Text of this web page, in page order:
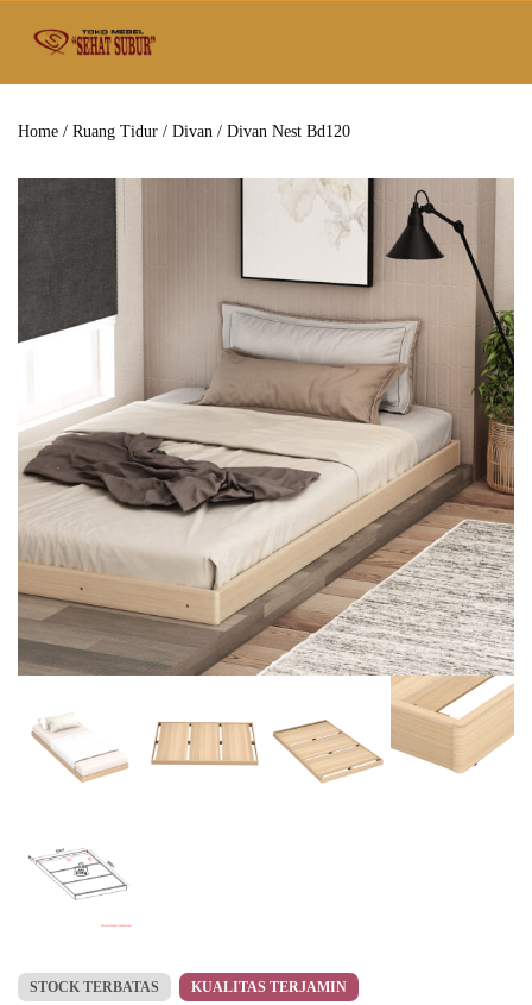
Home / Ruang Tidur / Divan / Divan Nest Bd120
STOCK TERBATAS KUALITAS TERJAMIN